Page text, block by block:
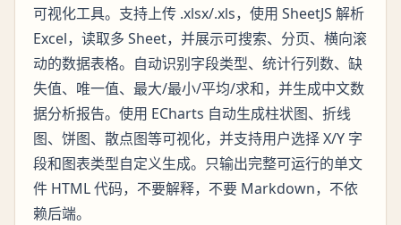
可视化工具。支持上传 .xlsx/.xls，使用 SheetJS 解析
Excel，读取多 Sheet，并展示可搜索、分页、横向滚
动的数据表格。自动识别字段类型、统计行列数、缺
失值、唯一值、最大/最小/平均/求和，并生成中文数
据分析报告。使用 ECharts 自动生成柱状图、折线
图、饼图、散点图等可视化，并支持用户选择 X/Y 字
段和图表类型自定义生成。只输出完整可运行的单文
件 HTML 代码，不要解释，不要 Markdown，不依
赖后端。